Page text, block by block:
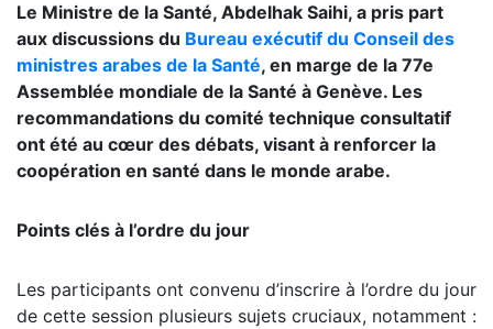
Le Ministre de la Santé, Abdelhak Saihi, a pris part
aux discussions du Bureau exécutif du Conseil des
ministres arabes de la Santé, en marge de la 77e
Assemblée mondiale de la Santé à Genève. Les
recommandations du comité technique consultatif
ont été au cœur des débats, visant à renforcer la
coopération en santé dans le monde arabe.
Points clés à l’ordre du jour
Les participants ont convenu d’inscrire à l’ordre du jour
de cette session plusieurs sujets cruciaux, notamment :